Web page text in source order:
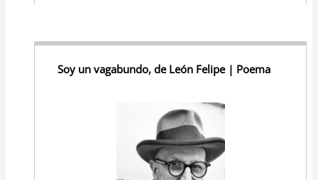
Soy un vagabundo, de León Felipe | Poema